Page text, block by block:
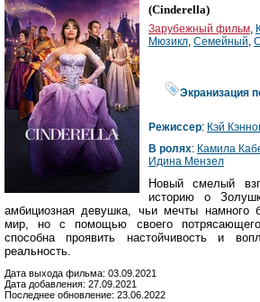
(Cinderella)
Зарубежный фильм,
Мюзикл, Семейный,
Экранизация
Режиссер: Кэй
В ролях: Камила
Идина Мензел
Новый смелый
историю о
амбициозная девушка, чьи мечты намного
мир, но с помощью своего
способна проявить настойчивость и
реальность.
Дата выхода фильма: 03.09.2021
Дата добавления: 27.09.2021
Последнее обновление: 23.06.2022